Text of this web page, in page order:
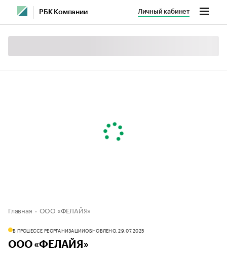
РБК Компании Личный кабинет
Главная ООО «ФЕЛАЙЯ»
В ПРОЦЕССЕ РЕОРГАНИЗАЦИИОБНОВЛЕНО, 29.07.2025
ООО «ФЕЛАЙЯ»